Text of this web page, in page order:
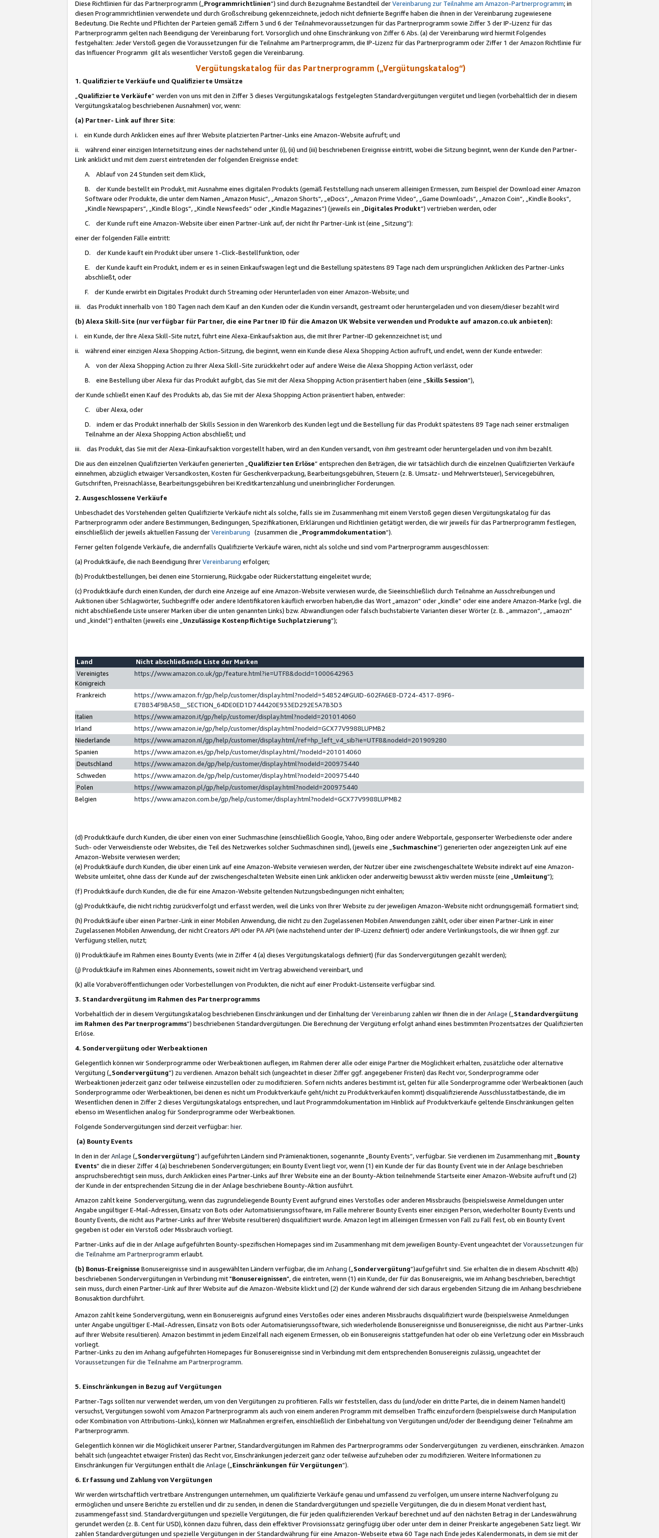
Diese Richtlinien für das Partnerprogramm („Programmrichtlinien“) sind durch Bezugnahme Bestandteil derVereinbarung zur Teilnahme am Amazon-Partnerprogramm; in
diesen Programmrichtlinien verwendete und durch Großschreibung gekennzeichnete, jedoch nicht definierte Begriffe haben die ihnen in der Vereinbarung zugewiesene
Bedeutung. Die Rechte und Pflichten der Parteien gemäß Ziffern 3 und 6 der Teilnahmevoraussetzungen für das Partnerprogramm sowie Ziffer 3 der IP-Lizenz für das
Partnerprogramm gelten nach Beendigung der Vereinbarung fort. Vorsorglich und ohne Einschränkung von Ziffer 6 Abs. (a) der Vereinbarung wird hiermit Folgendes
festgehalten: Jeder Verstoß gegen die Voraussetzungen für die Teilnahme am Partnerprogramm, die IP-Lizenz für das Partnerprogramm oder Ziffer 1 der Amazon Richtlinie für
das Influencer Programm gilt als wesentlicher Verstoß gegen die Vereinbarung.
Vergütungskatalog für das Partnerprogramm („Vergütungskatalog“)
1. Qualifizierte Verkäufe und Qualifizierte Umsätze
Qualifizierte Verkäufe“ werden von uns mit den in Ziffer 3 dieses Vergütungskatalogs festgelegten Standardvergütungen vergütet und liegen (vorbehaltlich der in diesem
Vergütungskatalog beschriebenen Ausnahmen) vor, wenn:
(a) Partner- Link auf Ihrer Site:
i. ein Kunde durch Anklicken eines auf Ihrer Website platzierten Partner-Links eine Amazon-Website aufruft; und
ii. während einer einzigen Internetsitzung eines der nachstehend unter (i), (ii) und (iii) beschriebenen Ereignisse eintritt, wobei die Sitzung beginnt, wenn der Kunde den Partner-
Link anklickt und mit dem zuerst eintretenden der folgenden Ereignisse endet:
A. Ablauf von 24 Stunden seit dem Klick,
B. der Kunde bestellt ein Produkt, mit Ausnahme eines digitalen Produkts (gemäß Feststellung nach unserem alleinigen Ermessen, zum Beispiel der Download einer Amazon
Software oder Produkte, die unter dem Namen „Amazon Music“, „Amazon Shorts“, „eDocs“, „Amazon Prime Video“, „Game Downloads“, „Amazon Coin“, „Kindle Books“,
„Kindle Newspapers“, „Kindle Blogs“, „Kindle Newsfeeds“ oder „Kindle Magazines“) (jeweils ein „ Digitales Produkt“) vertrieben werden, oder
C. der Kunde ruft eine Amazon-Website über einen Partner-Link auf, der nicht Ihr Partner-Link ist (eine „Sitzung“):
einer der folgenden Fälle eintritt:
D. der Kunde kauft ein Produkt über unsere 1-Click-Bestellfunktion, oder
E. der Kunde kauft ein Produkt, indem er es in seinen Einkaufswagen legt und die Bestellung spätestens 89 Tage nach dem ursprünglichen Anklicken des Partner-Links
abschließt, oder
F. der Kunde erwirbt ein Digitales Produkt durch Streaming oder Herunterladen von einer Amazon-Website; und
iii. das Produkt innerhalb von 180 Tagen nach dem Kauf an den Kunden oder die Kundin versandt, gestreamt oder heruntergeladen und von diesem/dieser bezahlt wird
(b) Alexa Skill-Site (nur verfügbar für Partner, die eine Partner ID für die Amazon UK Website verwenden und Produkte auf amazon.co.uk anbieten):
i. ein Kunde, der Ihre Alexa Skill-Site nutzt, führt eine Alexa-Einkaufsaktion aus, die mit Ihrer Partner-ID gekennzeichnet ist; und
ii. während einer einzigen Alexa Shopping Action-Sitzung, die beginnt, wenn ein Kunde diese Alexa Shopping Action aufruft, und endet, wenn der Kunde entweder:
A. von der Alexa Shopping Action zu Ihrer Alexa Skill-Site zurückkehrt oder auf andere Weise die Alexa Shopping Action verlässt, oder
B. eine Bestellung über Alexa für das Produkt aufgibt, das Sie mit der Alexa Shopping Action präsentiert haben (eine „ Skills Session“),
der Kunde schließt einen Kauf des Produkts ab, das Sie mit der Alexa Shopping Action präsentiert haben, entweder:
C. über Alexa, oder
D. indem er das Produkt innerhalb der Skills Session in den Warenkorb des Kunden legt und die Bestellung für das Produkt spätestens 89 Tage nach seiner erstmaligen
Teilnahme an der Alexa Shopping Action abschließt; und
iii. das Produkt, das Sie mit der Alexa-Einkaufsaktion vorgestellt haben, wird an den Kunden versandt, von ihm gestreamt oder heruntergeladen und von ihm bezahlt.
Die aus den einzelnen Qualifizierten Verkäufen generierten „ Qualifizierten Erlöse“ entsprechen den Beträgen, die wir tatsächlich durch die einzelnen Qualifizierten Verkäufe
einnehmen, abzüglich etwaiger Versandkosten, Kosten für Geschenkverpackung, Bearbeitungsgebühren, Steuern (z. B. Umsatz- und Mehrwertsteuer), Servicegebühren,
Gutschriften, Preisnachlässe, Bearbeitungsgebühren bei Kreditkartenzahlung und uneinbringlicher Forderungen.
2. Ausgeschlossene Verkäufe
Unbeschadet des Vorstehenden gelten Qualifizierte Verkäufe nicht als solche, falls sie im Zusammenhang mit einem Verstoß gegen diesen Vergütungskatalog für das
Partnerprogramm oder andere Bestimmungen, Bedingungen, Spezifikationen, Erklärungen und Richtlinien getätigt werden, die wir jeweils für das Partnerprogramm festlegen,
einschließlich der jeweils aktuellen Fassung derVereinbarung (zusammen die „ Programmdokumentation“).
Ferner gelten folgende Verkäufe, die andernfalls Qualifizierte Verkäufe wären, nicht als solche und sind vom Partnerprogramm ausgeschlossen:
(a) Produktkäufe, die nach Beendigung IhrerVereinbarung erfolgen;
(b) Produktbestellungen, bei denen eine Stornierung, Rückgabe oder Rückerstattung eingeleitet wurde;
(c) Produktkäufe durch einen Kunden, der durch eine Anzeige auf eine Amazon-Website verwiesen wurde, die Sieeinschließlich durch Teilnahme an Ausschreibungen und
Auktionen über Schlagwörter, Suchbegriffe oder andere Identifikatoren käuflich erworben haben,die das Wort „amazon“ oder „kindle“ oder eine andere Amazon-Marke (vgl. die
nicht abschließende Liste unserer Marken über die unten genannten Links) bzw. Abwandlungen oder falsch buchstabierte Varianten dieser Wörter (z. B. „ammazon“, „amaozn“
und „kindel“) enthalten (jeweils eine „ Unzulässige Kostenpflichtige Suchplatzierung”);
Land
Nicht abschließende Liste der Marken
Vereinigtes
Königreich
https://www.amazon.co.uk/gp/feature.html?ie=UTF8&docId=1000642963
Frankreich
https://www.amazon.fr/gp/help/customer/display.html?nodeId=548524#GUID-602FA6E8-D724-4317-89F6-
E78834F9BA58__SECTION_64DE0ED1D744420E933ED292E5A7B3D3
Italien
https://www.amazon.it/gp/help/customer/display.html?nodeId=201014060
Irland
https://www.amazon.ie/gp/help/customer/display.html?nodeId=GCX77V9988LUPMB2
Niederlande
https://www.amazon.nl/gp/help/customer/display.html/ref=hp_left_v4_sib?ie=UTF8&nodeId=201909280
Spanien
https://www.amazon.es/gp/help/customer/display.html/?nodeId=201014060
Deutschland
https://www.amazon.de/gp/help/customer/display.html?nodeId=200975440
Schweden
https://www.amazon.de/gp/help/customer/display.html?nodeId=200975440
Polen
https://www.amazon.pl/gp/help/customer/display.html?nodeId=200975440
Belgien
https://www.amazon.com.be/gp/help/customer/display.html?nodeId=GCX77V9988LUPMB2
(d) Produktkäufe durch Kunden, die über einen von einer Suchmaschine (einschließlich Google, Yahoo, Bing oder andere Webportale, gesponserter Werbedienste oder andere
Such- oder Verweisdienste oder Websites, die Teil des Netzwerkes solcher Suchmaschinen sind), (jeweils eine „ Suchmaschine“) generierten oder angezeigten Link auf eine
Amazon-Website verwiesen werden;
(e) Produktkäufe durch Kunden, die über einen Link auf eine Amazon-Website verwiesen werden, der Nutzer über eine zwischengeschaltete Website indirekt auf eine Amazon-
Website umleitet, ohne dass der Kunde auf der zwischengeschalteten Website einen Link anklicken oder anderweitig bewusst aktiv werden müsste (eine „ Umleitung“);
(f) Produktkäufe durch Kunden, die die für eine Amazon-Website geltenden Nutzungsbedingungen nicht einhalten;
(g) Produktkäufe, die nicht richtig zurückverfolgt und erfasst werden, weil die Links von Ihrer Website zu der jeweiligen Amazon-Website nicht ordnungsgemäß formatiert sind;
(h) Produktkäufe über einen Partner-Link in einer Mobilen Anwendung, die nicht zu den Zugelassenen Mobilen Anwendungen zählt, oder über einen Partner-Link in einer
Zugelassenen Mobilen Anwendung, der nicht Creators API oder PA API (wie nachstehend unter der IP-Lizenz definiert) oder andere Verlinkungstools, die wir Ihnen ggf. zur
Verfügung stellen, nutzt;
(i) Produktkäufe im Rahmen eines Bounty Events (wie in Ziffer 4 (a) dieses Vergütungskatalogs definiert) (für das Sondervergütungen gezahlt werden);
(j) Produktkäufe im Rahmen eines Abonnements, soweit nicht im Vertrag abweichend vereinbart, und
(k) alle Vorabveröffentlichungen oder Vorbestellungen von Produkten, die nicht auf einer Produkt-Listenseite verfügbar sind.
3. Standardvergütung im Rahmen des Partnerprogramms
Vorbehaltlich der in diesem Vergütungskatalog beschriebenen Einschränkungen und der Einhaltung derVereinbarung zahlen wir Ihnen die in derAnlage („ Standardvergütung
im Rahmen des Partnerprogramms“) beschriebenen Standardvergütungen. Die Berechnung der Vergütung erfolgt anhand eines bestimmten Prozentsatzes der Qualifizierten
Erlöse.
4. Sondervergütung oder Werbeaktionen
Gelegentlich können wir Sonderprogramme oder Werbeaktionen auflegen, im Rahmen derer alle oder einige Partner die Möglichkeit erhalten, zusätzliche oder alternative
Vergütung („ Sondervergütung”) zu verdienen. Amazon behält sich (ungeachtet in dieser Ziffer ggf. angegebener Fristen) das Recht vor, Sonderprogramme oder
Werbeaktionen jederzeit ganz oder teilweise einzustellen oder zu modifizieren. Sofern nichts anderes bestimmt ist, gelten für alle Sonderprogramme oder Werbeaktionen (auch
Sonderprogramme oder Werbeaktionen, bei denen es nicht um Produktverkäufe geht/nicht zu Produktverkäufen kommt) disqualifizierende Ausschlusstatbestände, die im
Wesentlichen denen in Ziffer 2 dieses Vergütungskatalogs entsprechen, und laut Programmdokumentation im Hinblick auf Produktverkäufe geltende Einschränkungen gelten
ebenso im Wesentlichen analog für Sonderprogramme oder Werbeaktionen.
Folgende Sondervergütungen sind derzeit verfügbar: hier.
(a) Bounty Events
In den in derAnlage („ Sondervergütung“) aufgeführten Ländern sind Prämienaktionen, sogenannte „Bounty Events“, verfügbar. Sie verdienen im Zusammenhang mit „ Bounty
Events“ die in dieser Ziffer 4 (a) beschriebenen Sondervergütungen; ein Bounty Event liegt vor, wenn (1) ein Kunde der für das Bounty Event wie in der Anlage beschrieben
anspruchsberechtigt sein muss, durch Anklicken eines Partner-Links auf Ihrer Website eine an der Bounty-Aktion teilnehmende Startseite einer Amazon-Website aufruft und (2)
der Kunde in der entsprechenden Sitzung die in der Anlage beschriebene Bounty-Aktion ausführt.
Amazon zahlt keine Sondervergütung, wenn das zugrundeliegende Bounty Event aufgrund eines Verstoßes oder anderen Missbrauchs (beispielsweise Anmeldungen unter
Angabe ungültiger E-Mail-Adressen, Einsatz von Bots oder Automatisierungssoftware, im Falle mehrerer Bounty Events einer einzigen Person, wiederholter Bounty Events und
Bounty Events, die nicht aus Partner-Links auf Ihrer Website resultieren) disqualifiziert wurde. Amazon legt im alleinigen Ermessen von Fall zu Fall fest, ob ein Bounty Event
gegeben ist oder ein Verstoß oder Missbrauch vorliegt.
Partner-Links auf die in der Anlage aufgeführten Bounty-spezifischen Homepages sind im Zusammenhang mit dem jeweiligen Bounty-Event ungeachtet derVoraussetzungen für
die Teilnahme am Partnerprogramm erlaubt.
(b) Bonus-Ereignisse Bonusereignisse sind in ausgewählten Ländern verfügbar, die im Anhang („ Sondervergütung“)aufgeführt sind. Sie erhalten die in diesem Abschnitt 4(b)
beschriebenen Sondervergütungen in Verbindung mit "Bonusereignissen", die eintreten, wenn (1) ein Kunde, der für das Bonusereignis, wie im Anhang beschrieben, berechtigt
sein muss, durch einen Partner-Link auf Ihrer Website auf die Amazon-Website klickt und (2) der Kunde während der sich daraus ergebenden Sitzung die im Anhang beschriebene
Bonusaktion durchführt.
Amazon zahlt keine Sondervergütung, wenn ein Bonusereignis aufgrund eines Verstoßes oder eines anderen Missbrauchs disqualifiziert wurde (beispielsweise Anmeldungen
unter Angabe ungültiger E-Mail-Adressen, Einsatz von Bots oder Automatisierungssoftware, sich wiederholende Bonusereignisse und Bonusereignisse, die nicht aus Partner-Links
auf Ihrer Website resultieren). Amazon bestimmt in jedem Einzelfall nach eigenem Ermessen, ob ein Bonusereignis stattgefunden hat oder ob eine Verletzung oder ein Missbrauch
vorliegt.
Partner-Links zu den im Anhang aufgeführten Homepages für Bonusereignisse sind in Verbindung mit dem entsprechenden Bonusereignis zulässig, ungeachtet der
Voraussetzungen für die Teilnahme am Partnerprogramm.
5. Einschränkungen in Bezug auf Vergütungen
Partner-Tags sollten nur verwendet werden, um von den Vergütungen zu profitieren. Falls wir feststellen, dass du (und/oder ein dritte Partei, die in deinem Namen handelt)
versuchst, Vergütungen sowohl vom Amazon Partnerprogramm als auch von einem anderen Programm mit demselben Traffic einzufordern (beispielsweise durch Manipulation
oder Kombination von Attributions-Links), können wir Maßnahmen ergreifen, einschließlich der Einbehaltung von Vergütungen und/oder der Beendigung deiner Teilnahme am
Partnerprogramm.
Gelegentlich können wir die Möglichkeit unserer Partner, Standardvergütungen im Rahmen des Partnerprogramms oder Sondervergütungen zu verdienen, einschränken. Amazon
behält sich (ungeachtet etwaiger Fristen) das Recht vor, Einschränkungen jederzeit ganz oder teilweise aufzuheben oder zu modifizieren. Weitere Informationen zu
Einschränkungen für Vergütungen enthält die Anlage („ Einschränkungen für Vergütungen“).
6. Erfassung und Zahlung von Vergütungen
Wir werden wirtschaftlich vertretbare Anstrengungen unternehmen, um qualifizierte Verkäufe genau und umfassend zu verfolgen, um unsere interne Nachverfolgung zu
ermöglichen und unsere Berichte zu erstellen und dir zu senden, in denen die Standardvergütungen und spezielle Vergütungen, die du in diesem Monat verdient hast,
zusammengefasst sind. Standardvergütungen und spezielle Vergütungen, die für jeden qualifizierenden Verkauf berechnet und auf den nächsten Betrag in der Landeswährung
gerundet werden (z. B. Cent für USD), können dazu führen, dass dein effektiver Provisionssatz geringfügig über oder unter dem in deiner Preiskarte angegebenen Satz liegt. Wir
zahlen Standardvergütungen und spezielle Vergütungen in der Standardwährung für eine Amazon-Webseite etwa 60 Tage nach Ende jedes Kalendermonats, in dem sie mit der